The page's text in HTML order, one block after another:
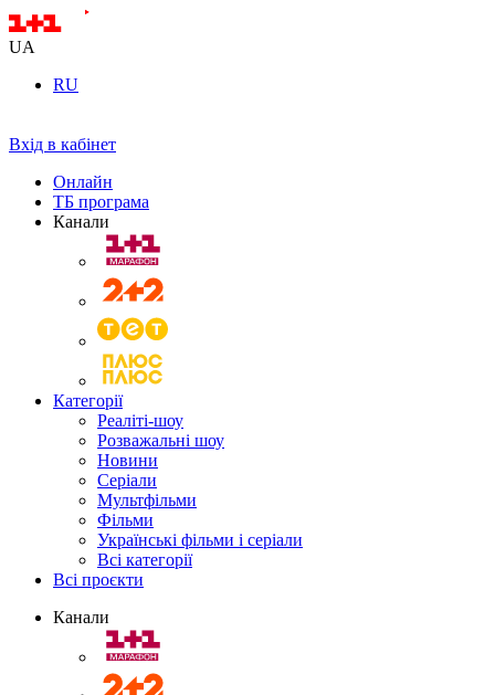
UA
RU
Вхід в кабінет
Онлайн
ТБ програма
Канали
Категорії
Реаліті-шоу
Розважальні шоу
Новини
Серіали
Мультфільми
Фільми
Українські фільми і серіали
Всі категорії
Всі проєкти
Канали